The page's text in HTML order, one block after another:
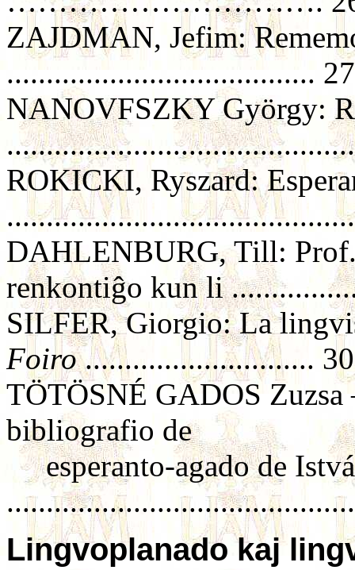
ZAJDMAN, Jefim:
....................................... 27
NANOVFSZKY György:
ROKICKI, Ryszard:
DAHLENBURG, Till:
renkontiĝo kun li
SILFER, Giorgio: La
Foiro............................. 30
TÖTÖSNÉ GADOS
bibliografio de
esperanto-agado de
Lingvoplanado kaj